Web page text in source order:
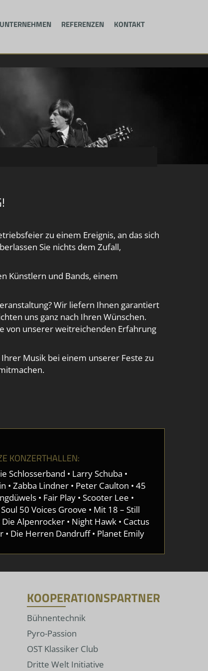
UNTERNEHMEN REFERENZEN KONTAKT
zu einem Ereignis, an das sich
Sie nichts dem Zufall,
Künstlern und Bands, einem
Wir liefern Ihnen garantiert
uns ganz nach Ihren Wünschen.
von unserer weitreichenden Erfahrung
Musik bei einem unserer Feste zu
KONZERTHALLEN:
Schlosserband • Larry Schuba •
• Zabba Lindner • Peter Caulton • 45
• Fair Play • Scooter Lee •
50 Voices Groove • Mit 18 – Still
Alpenrocker • Night Hawk • Cactus
• Die Herren Dandruff • Planet Emily
KOOPERATIONSPARTNER
Bühnentechnik
Pyro-Passion
OST Klassiker Club
Dritte Welt Initiative